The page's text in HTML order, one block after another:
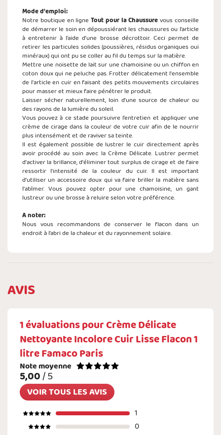
Mode d'emploi:
Notre boutique en ligneTout pour la Chaussurevous conseille
de démarrer le soin en dépoussiérant les chaussures ou l’article
à entretenir à l’aide d’une brosse décrottoir. Ceci permet de
retirer les particules solides (poussières, résidus organiques oui
minéraux) qui ont pu se coller au fil du temps sur la matière.
Mettre une noisette de lait sur une chamoisine ou un chiffon en
coton doux qui ne peluche pas. Frotter délicatement l'ensemble
de l'article en cuir en faisant des petits mouvements circulaires
pour masser et mieux faire pénétrer le produit.
Laisser sécher naturellement, loin d'une source de chaleur ou
des rayons de la lumière du soleil.
Vous pouvez à ce stade poursuivre l’entretien et appliquer une
crème de cirage dans la couleur de votre cuir afin de le nourrir
plus intensément et de raviver sa teinte.
Il est également possible de lustrer le cuir directement après
avoir procédé au soin avec la Crème Délicate. Lustrer permet
d'activer la brillance, d'éliminer tout surplus de cirage et de faire
ressortir l'intensité de la couleur du cuir. Il est important
d'utiliser un accessoire doux qui va faire briller la matière sans
l'abîmer. Vous pouvez opter pour une chamoisine, un gant
lustreur ou une brosse à reluire selon votre préférence.
A noter:
Nous vous recommandons de conserver le flacon dans un
endroit à l’abri de la chaleur et du rayonnement solaire.
AVIS
1évaluations pourCrème Délicate
Nettoyante Incolore Cuir Lisse Flacon 1
litre Famaco Paris
Note moyenne
5,00/ 5
VOIR TOUS LES AVIS
1
0